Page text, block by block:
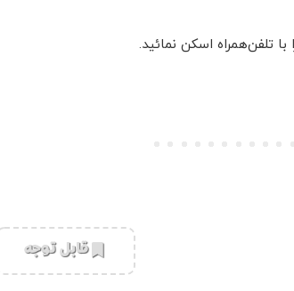
تلفن‌همراه اسکن نمائید.
‌قابل توجه